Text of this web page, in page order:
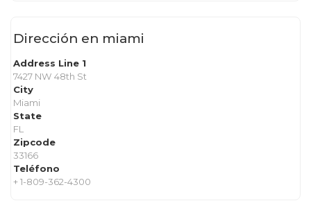
Dirección en miami
Address Line 1
7427 NW 48th St
City
Miami
State
FL
Zipcode
33166
Teléfono
+ 1-809-362-4300